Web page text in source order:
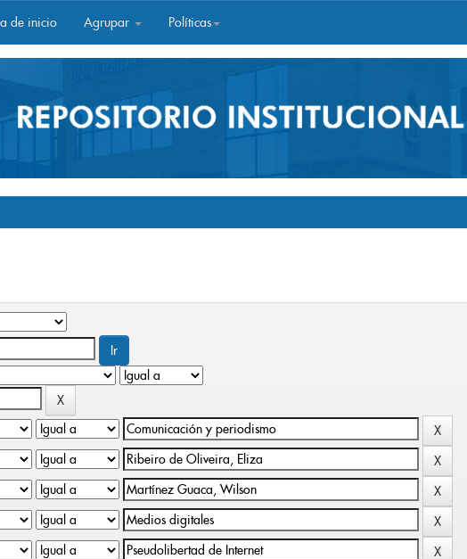
de inicio Agrupar Políticas